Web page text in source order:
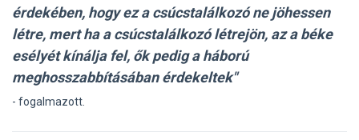
érdekében, hogy ez a csúcstalálkozó ne jöhessen
létre, mert ha a csúcstalálkozó létrejön, az a béke
esélyét kínálja fel, ők pedig a háború
meghosszabbításában érdekeltek"
- fogalmazott.